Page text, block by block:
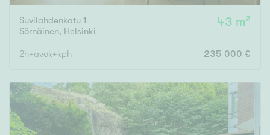
Suvilahdenkatu 1
Sörnäinen, Helsinki
43 m²
2h+avok+kph 235 000 €